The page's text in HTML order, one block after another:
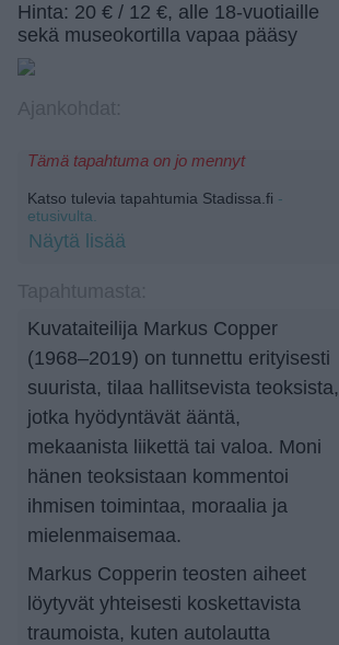
Hinta: 20 € / 12 €, alle 18-vuotiaille
sekä museokortilla vapaa pääsy
Tämä tapahtuma on jo mennyt
Katso tulevia tapahtumia Stadissa.fi -
etusivulta.
Näytä lisää
Kuvataiteilija Markus Copper
(1968–2019) on tunnettu erityisesti
suurista, tilaa hallitsevista teoksista,
jotka hyödyntävät ääntä,
mekaanista liikettä tai valoa. Moni
hänen teoksistaan kommentoi
ihmisen toimintaa, moraalia ja
mielenmaisemaa.
Markus Copperin teosten aiheet
löytyvät yhteisesti koskettavista
traumoista, kuten autolautta